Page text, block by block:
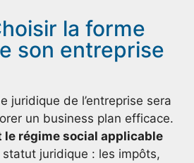
la forme
son entreprise
juridique de l’entreprise sera
un business plan efficace.
le régime social applicable
juridique : les impôts,